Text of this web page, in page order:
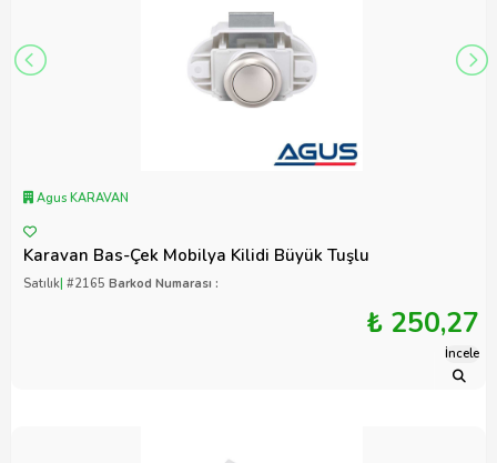
Agus KARAVAN
Karavan Bas-Çek Mobilya Kilidi Büyük Tuşlu
Satılık| #2165 Barkod Numarası :
₺ 250,27
İncele